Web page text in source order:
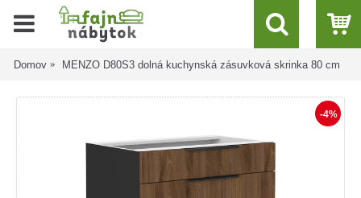
Domov MENZO D80S3 dolná kuchynská zásuvková skrinka 80 cm
-4%